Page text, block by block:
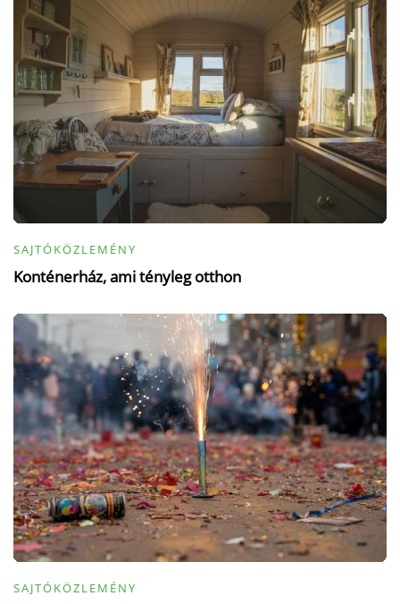
SAJTÓKÖZLEMÉNY
Konténerház, ami tényleg otthon
SAJTÓKÖZLEMÉNY